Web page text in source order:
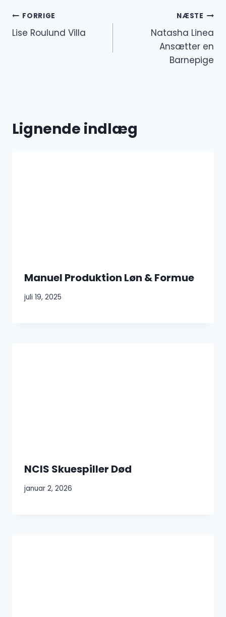
Indlægsnavigation
FORRIGE
Lise Roulund Villa
NÆSTE
Natasha Linea
Ansætter en
Barnepige
Lignende indlæg
Manuel Produktion Løn & Formue
juli 19, 2025
NCIS Skuespiller Død
januar 2, 2026